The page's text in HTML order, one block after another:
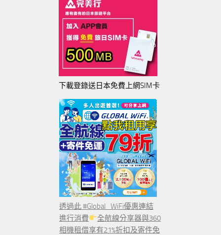
下載登錄送日本免費上網SIM卡
透過此 #Global_WiFi優惠連結
進行消費
全航線分享器與360
相機租借享有21%折扣及寄件免